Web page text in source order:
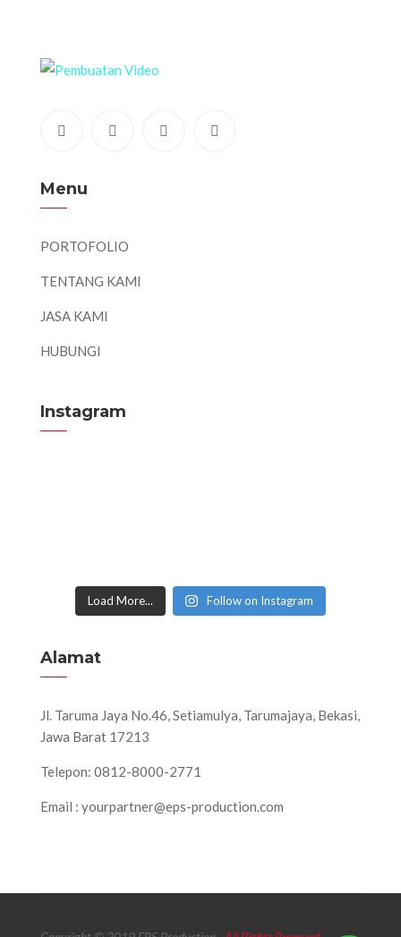
Menu
PORTOFOLIO
TENTANG KAMI
JASA KAMI
HUBUNGI
Instagram
Load More... Follow on Instagram
Alamat
Jl. Taruma Jaya No.46, Setiamulya, Tarumajaya, Bekasi,
Jawa Barat 17213
Telepon: 0812-8000-2771
Email : yourpartner@eps-production.com